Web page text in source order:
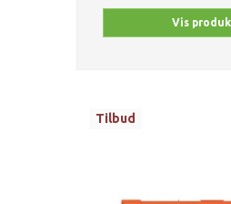
Vis
Tilbud